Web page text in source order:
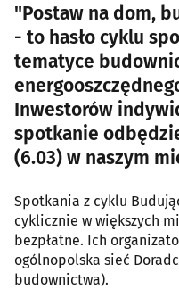
"Postaw na dom,
- to hasło cyklu
tematyce
Inwestorów
spotkanie
(6.03) w naszym
Spotkania z cyklu
cyklicznie w większych
bezpłatne. Ich
ogólnopolska sieć
budownictwa).